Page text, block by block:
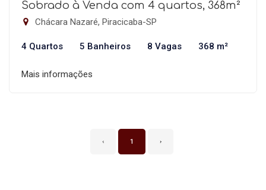
Sobrado à Venda com 4 quartos, 368m²
Chácara Nazaré, Piracicaba-SP
4 Quartos 5 Banheiros 8 Vagas 368 m²
Mais informações
‹ 1 ›